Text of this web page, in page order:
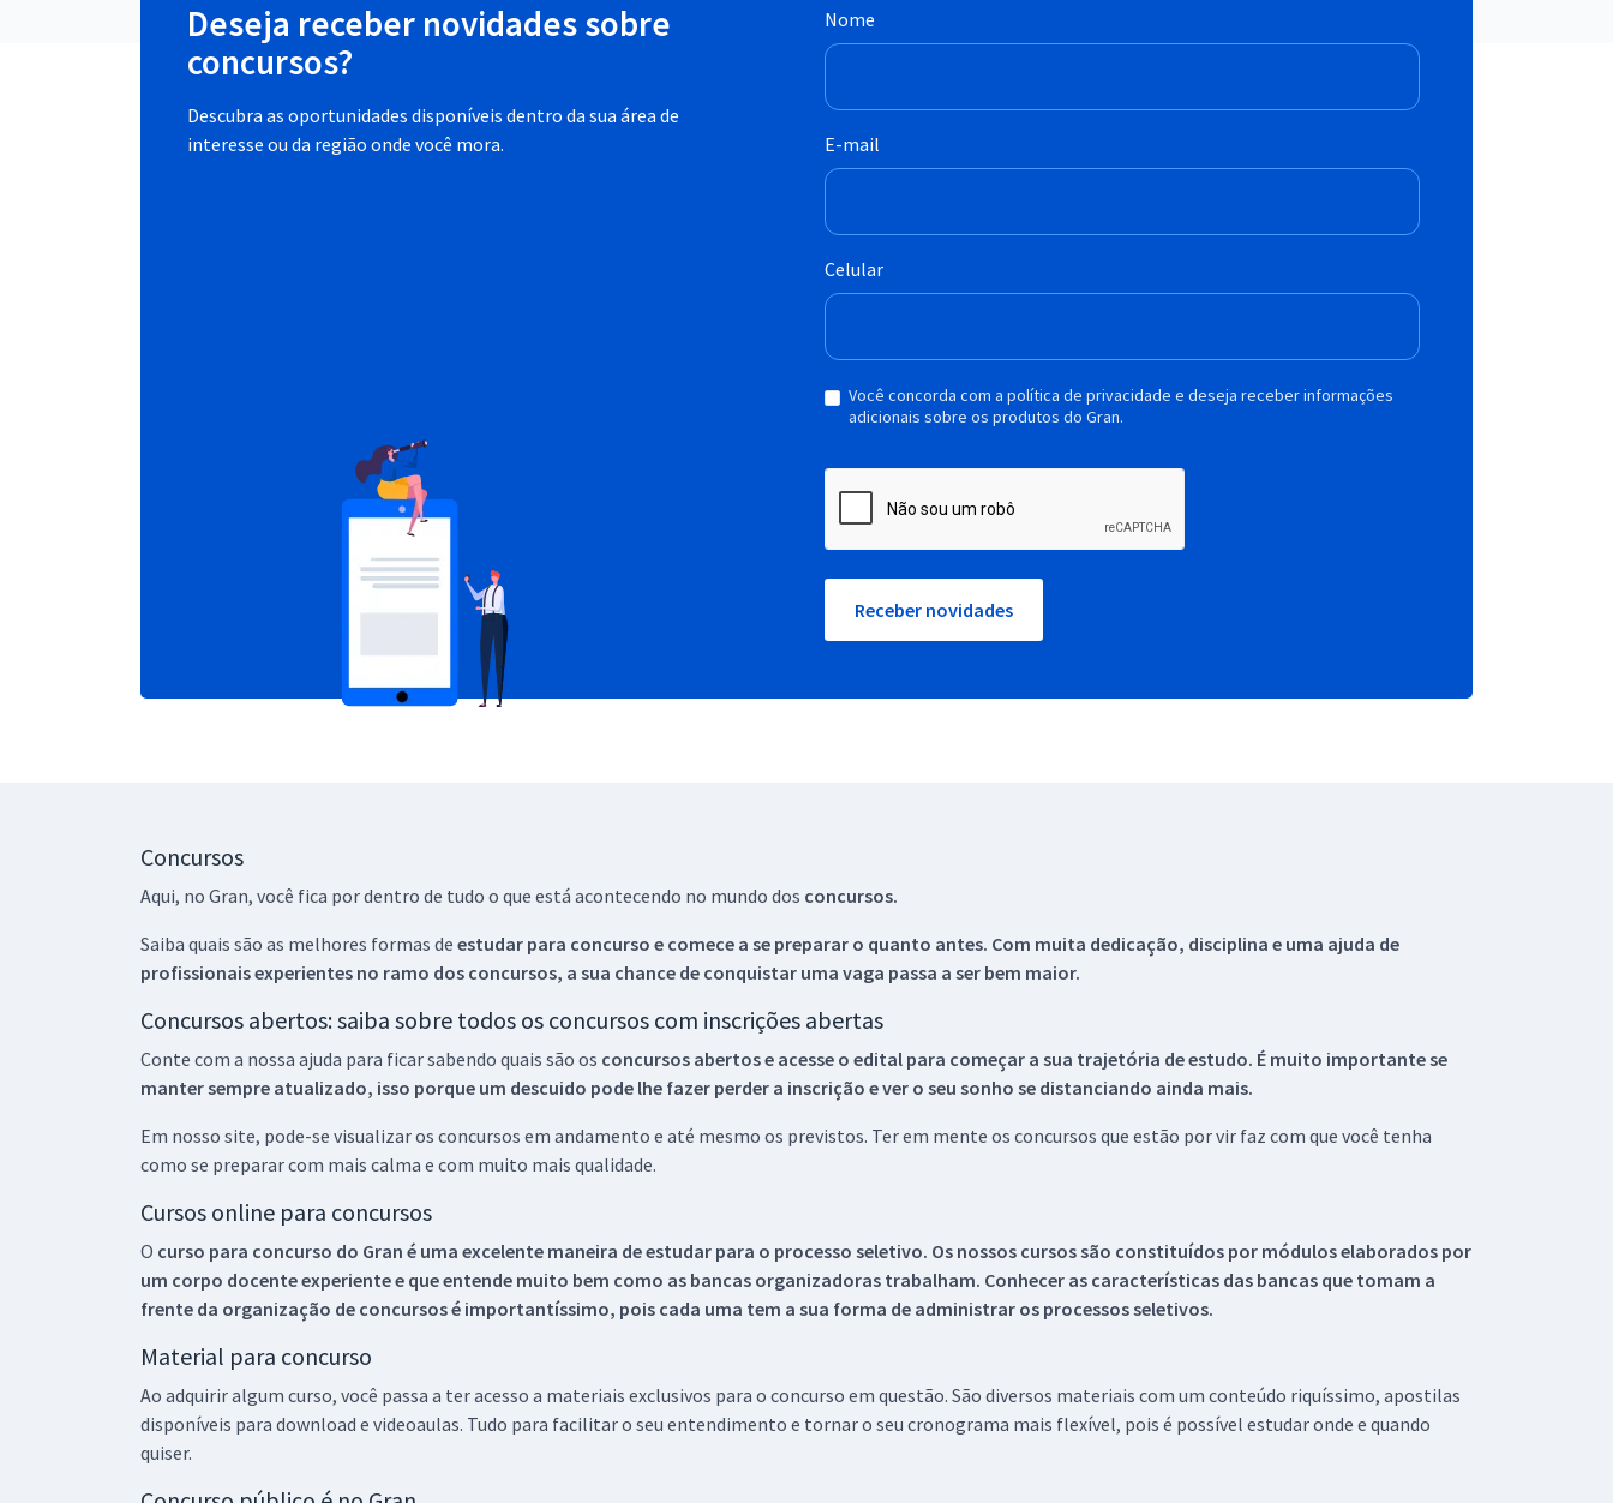
Deseja receber novidades sobre
concursos?
Descubra as oportunidades disponíveis dentro da sua área de
interesse ou da região onde você mora.
Nome
E-mail
Celular
Você concorda com a política de privacidade e deseja receber informações
adicionais sobre os produtos do Gran.
Receber novidades
Concursos
Aqui, no Gran, você fica por dentro de tudo o que está acontecendo no mundo dos concursos.
Saiba quais são as melhores formas de estudar para concurso e comece a se preparar o quanto antes. Com muita dedicação, disciplina e uma ajuda de
profissionais experientes no ramo dos concursos, a sua chance de conquistar uma vaga passa a ser bem maior.
Concursos abertos: saiba sobre todos os concursos com inscrições abertas
Conte com a nossa ajuda para ficar sabendo quais são os concursos abertos e acesse o edital para começar a sua trajetória de estudo. É muito importante se
manter sempre atualizado, isso porque um descuido pode lhe fazer perder a inscrição e ver o seu sonho se distanciando ainda mais.
Em nosso site, pode-se visualizar os concursos em andamento e até mesmo os previstos. Ter em mente os concursos que estão por vir faz com que você tenha
como se preparar com mais calma e com muito mais qualidade.
Cursos online para concursos
O curso para concurso do Gran é uma excelente maneira de estudar para o processo seletivo. Os nossos cursos são constituídos por módulos elaborados por
um corpo docente experiente e que entende muito bem como as bancas organizadoras trabalham. Conhecer as características das bancas que tomam a
frente da organização de concursos é importantíssimo, pois cada uma tem a sua forma de administrar os processos seletivos.
Material para concurso
Ao adquirir algum curso, você passa a ter acesso a materiais exclusivos para o concurso em questão. São diversos materiais com um conteúdo riquíssimo, apostilas
disponíveis para download e videoaulas. Tudo para facilitar o seu entendimento e tornar o seu cronograma mais flexível, pois é possível estudar onde e quando
quiser.